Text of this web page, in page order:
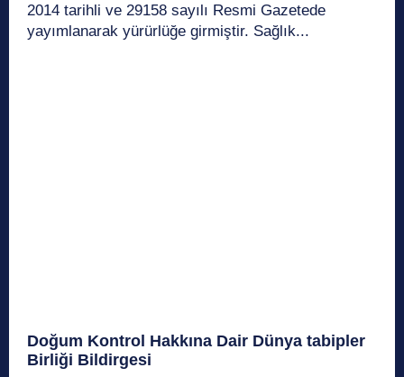
2014 tarihli ve 29158 sayılı Resmi Gazetede
yayımlanarak yürürlüğe girmiştir. Sağlık...
Doğum Kontrol Hakkına Dair Dünya tabipler
Birliği Bildirgesi